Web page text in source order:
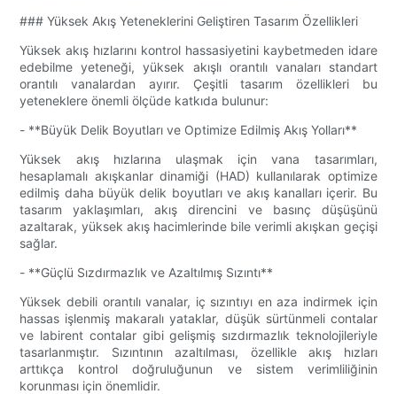
### Yüksek Akış Yeteneklerini Geliştiren Tasarım Özellikleri
Yüksek akış hızlarını kontrol hassasiyetini kaybetmeden idare
edebilme yeteneği, yüksek akışlı orantılı vanaları standart
orantılı vanalardan ayırır. Çeşitli tasarım özellikleri bu
yeteneklere önemli ölçüde katkıda bulunur:
- **Büyük Delik Boyutları ve Optimize Edilmiş Akış Yolları**
Yüksek akış hızlarına ulaşmak için vana tasarımları,
hesaplamalı akışkanlar dinamiği (HAD) kullanılarak optimize
edilmiş daha büyük delik boyutları ve akış kanalları içerir. Bu
tasarım yaklaşımları, akış direncini ve basınç düşüşünü
azaltarak, yüksek akış hacimlerinde bile verimli akışkan geçişi
sağlar.
- **Güçlü Sızdırmazlık ve Azaltılmış Sızıntı**
Yüksek debili orantılı vanalar, iç sızıntıyı en aza indirmek için
hassas işlenmiş makaralı yataklar, düşük sürtünmeli contalar
ve labirent contalar gibi gelişmiş sızdırmazlık teknolojileriyle
tasarlanmıştır. Sızıntının azaltılması, özellikle akış hızları
arttıkça kontrol doğruluğunun ve sistem verimliliğinin
korunması için önemlidir.